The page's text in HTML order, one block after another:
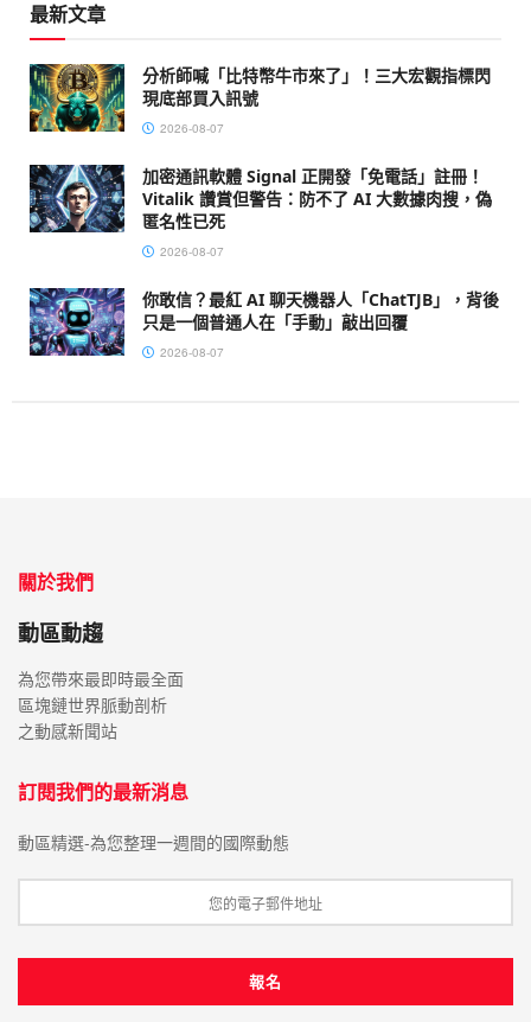
最新文章
分析師喊「比特幣牛市來了」！三大宏觀指標閃
現底部買入訊號
2026-08-07
加密通訊軟體 Signal 正開發「免電話」註冊！
Vitalik 讚賞但警告：防不了 AI 大數據肉搜，偽
匿名性已死
2026-08-07
你敢信？最紅 AI 聊天機器人「ChatTJB」，背後
只是一個普通人在「手動」敲出回覆
2026-08-07
關於我們
動區動趨
為您帶來最即時最全面
區塊鏈世界脈動剖析
之動感新聞站
訂閱我們的最新消息
動區精選-為您整理一週間的國際動態